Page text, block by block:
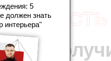
5
должен знать
интерьера"